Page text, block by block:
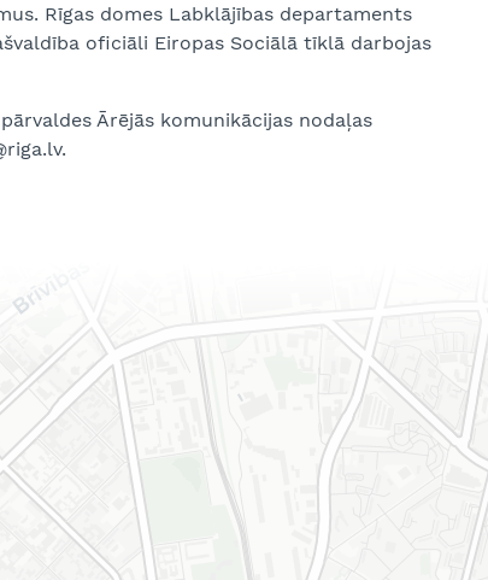
Rīgas domes Labklājības departaments
oficiāli Eiropas Sociālā tīklā darbojas
Ārējās komunikācijas nodaļas